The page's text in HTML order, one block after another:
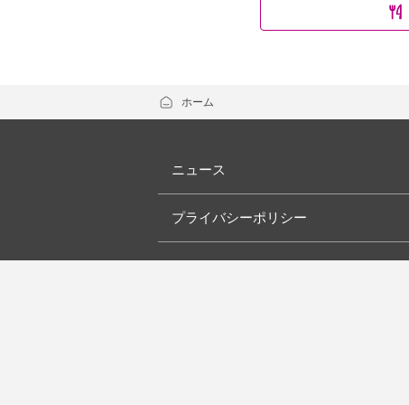
ホーム
ニュース
プライバシーポリシー